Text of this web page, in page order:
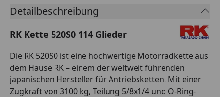
Detailbeschreibung
RK Kette 520S0 114 Glieder
Die RK 520S0 ist eine hochwertige Motorradkette aus
dem Hause RK – einem der weltweit führenden
japanischen Hersteller für Antriebsketten. Mit einer
Zugkraft von 3100 kg, Teilung 5/8x1/4 und O-Ring-